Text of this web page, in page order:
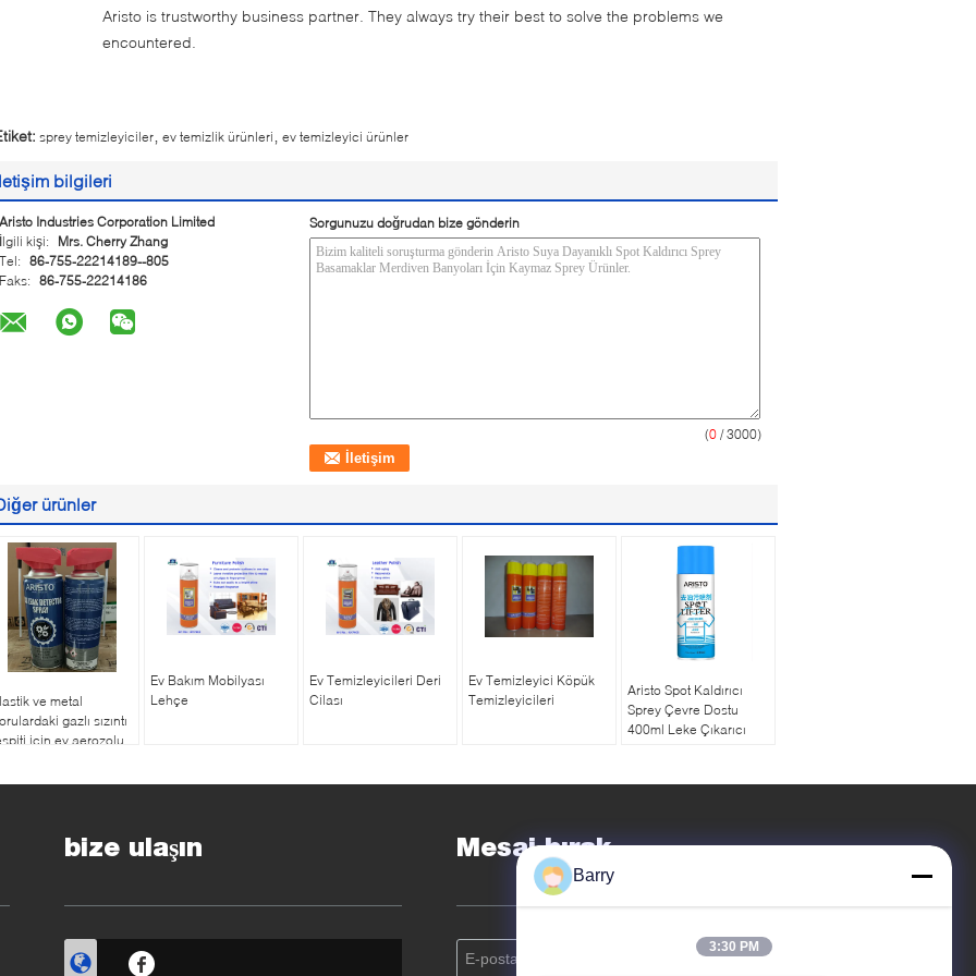
Aristo is trustworthy business partner. They always try their best to solve the problems we
encountered.
sprey temizleyiciler ev temizlik ürünleri ev temizleyici ürünler
bilgileri
Aristo Industries Corporation Limited
İlgili kişi:
Mrs. Cherry Zhang
Tel: 86-755-22214189--805
Faks: 86-755-22214186
Sorgunuzu doğrudan bize gönderin
(0 / 3000)
ürünler
ve metal
gazlı sızıntı
için ev aerozolu
Ev Bakım Mobilyası
Lehçe
Ev Temizleyicileri Deri
Cilası
Ev Temizleyici Köpük
Temizleyicileri
Aristo Spot Kaldırıcı
Sprey Çevre Dostu
400ml Leke Çıkarıcı
bize ulaşın Mesaj bırak
Barry
3:30 PM